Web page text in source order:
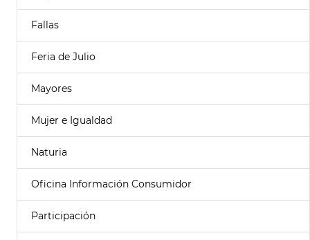
Fallas
Feria de Julio
Mayores
Mujer e Igualdad
Naturia
Oficina Información Consumidor
Participación